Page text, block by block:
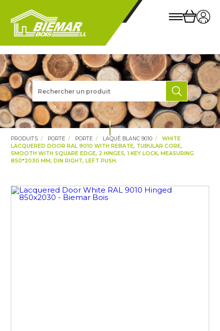
PRODUITS PORTE PORTE LAQUÉ BLANC 9010
WHITE
LACQUERED DOOR RAL 9010 WITH REBATE, TUBULAR CORE,
SMOOTH WITH SQUARE EDGE, 2 HINGES, 1 KEY LOCK, MEASURING
850*2030 MM, DIN RIGHT, LEFT PUSH.